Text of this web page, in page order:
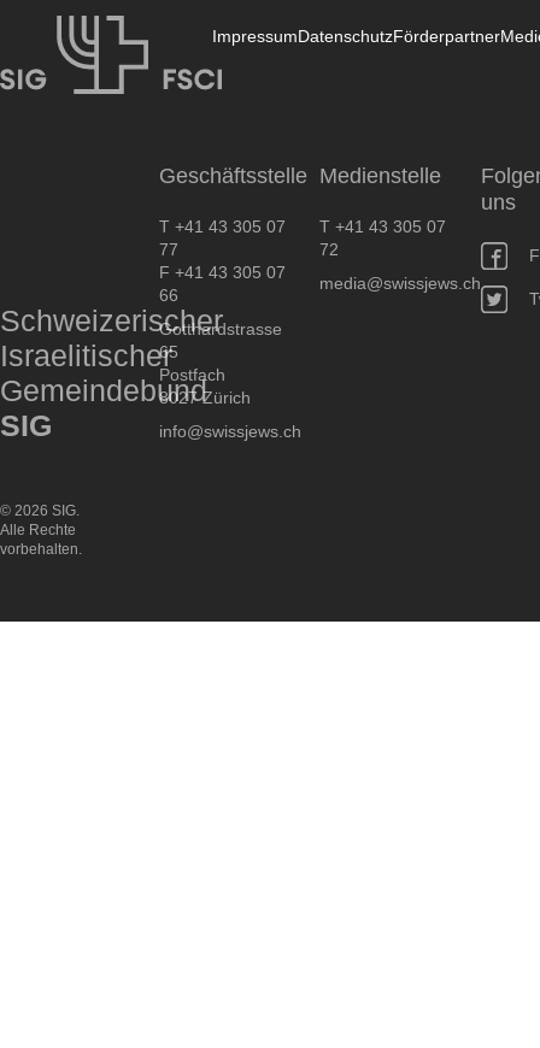
ImpressumDatenschutzFörderpartner
Schweizerischer
Israelitischer
Gemeindebund
SIG
Geschäftsstelle
T +41 43 305 07
77
F +41 43 305 07
66
Gotthardstrasse
65
Postfach
8027 Zürich
info@swissjews.ch
Medienstelle
T +41 43 305 07
72
media@swissjews.ch
uns
© 2026 SIG.
Alle Rechte
vorbehalten.